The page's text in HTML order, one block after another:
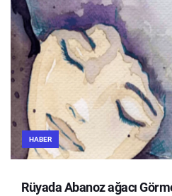
HABER
Rüyada Abanoz ağacı